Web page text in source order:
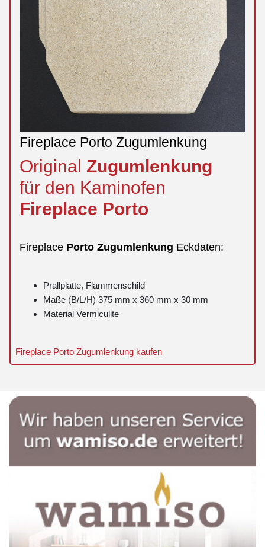
Fireplace Porto Zugumlenkung
Original Zugumlenkung
für den Kaminofen
Fireplace Porto
Fireplace Porto Zugumlenkung Eckdaten:
Prallplatte, Flammenschild
Maße (B/L/H) 375 mm x 360 mm x 30 mm
Material Vermiculite
Fireplace Porto Zugumlenkung kaufen